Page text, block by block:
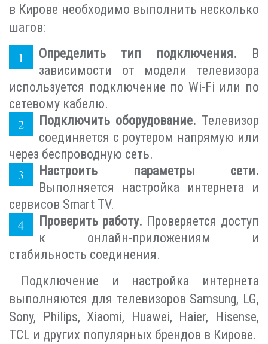
в Кирове необходимо выполнить несколько
шагов:
Определить тип подключения. В
зависимости от модели телевизора
используется подключение по Wi-Fi или по
сетевому кабелю.
Подключить оборудование. Телевизор
соединяется с роутером напрямую или
через беспроводную сеть.
Настроить параметры сети.
Выполняется настройка интернета и
сервисов Smart TV.
Проверить работу. Проверяется доступ
к онлайн-приложениям и
стабильность соединения.
Подключение и настройка интернета
выполняются для телевизоров Samsung, LG,
Sony, Philips, Xiaomi, Huawei, Haier, Hisense,
TCL и других популярных брендов в Кирове.